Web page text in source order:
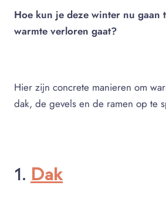
Hoe kun je deze winter nu gaan
warmte verloren gaat?
Hier zijn concrete manieren om
dak, de gevels en de ramen op te
1. Dak